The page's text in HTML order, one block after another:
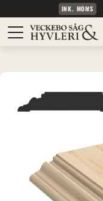
Meny
INK. MOMS